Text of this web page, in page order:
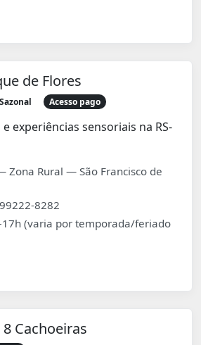
de Flores
Sazonal Acesso pago
experiências sensoriais na RS-
Zona Rural — São Francisco de
8282
(varia por temporada/feriado
Cachoeiras